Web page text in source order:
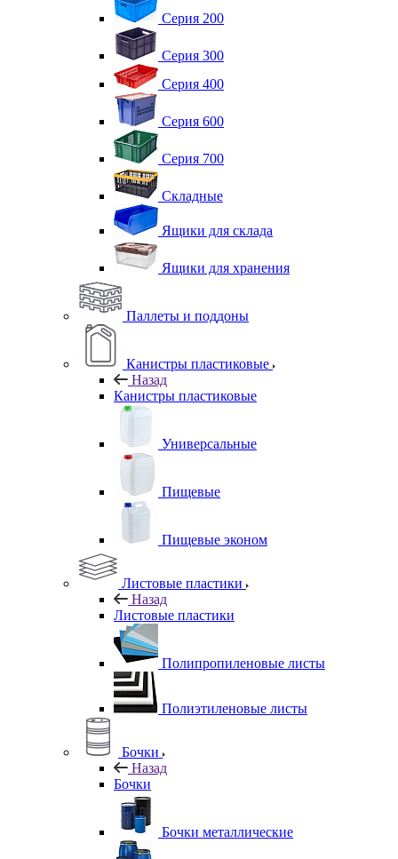
Серия 200
Серия 300
Серия 400
Серия 600
Серия 700
Складные
Ящики для склада
Ящики для хранения
Паллеты и поддоны
Канистры пластиковые
Назад
Канистры пластиковые
Универсальные
Пищевые
Пищевые эконом
Листовые пластики
Назад
Листовые пластики
Полипропиленовые листы
Полиэтиленовые листы
Бочки
Назад
Бочки
Бочки металлические